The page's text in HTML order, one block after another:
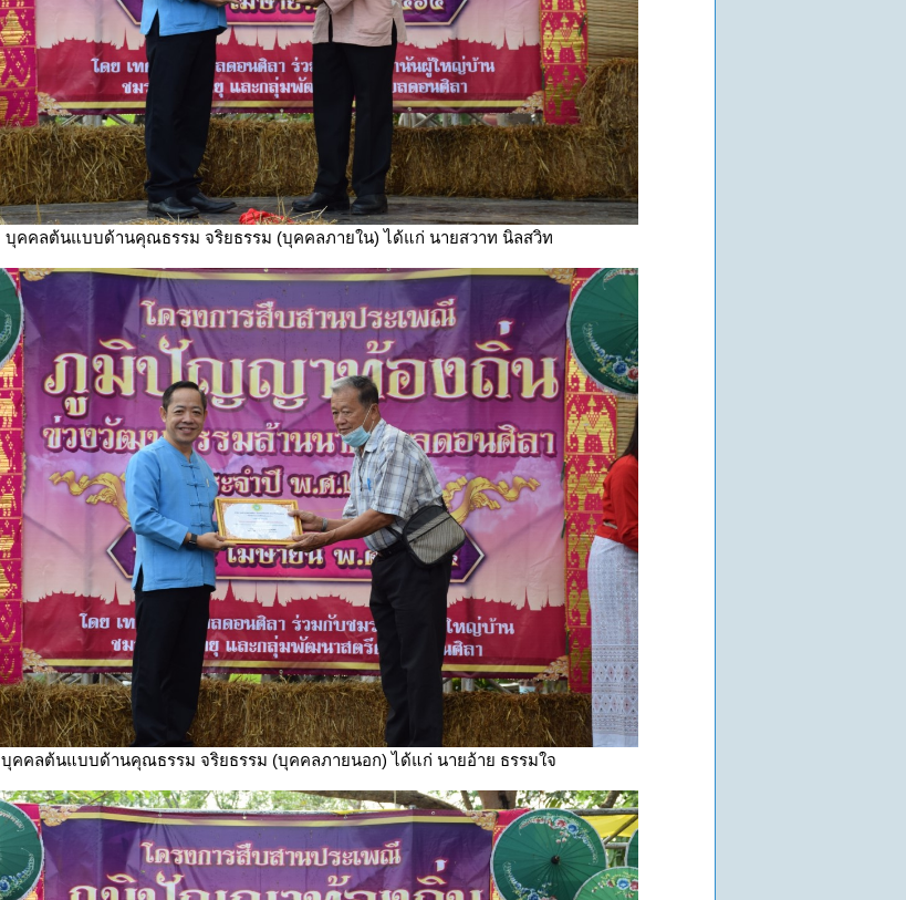
บุคคลต้นแบบด้านคุณธรรม จริยธรรม (บุคคลภายใน) ได้แก่ นายสวาท นิลสวิท
บุคคลต้นแบบด้านคุณธรรม จริยธรรม (บุคคลภายนอก) ได้แก่ นายอ้าย ธรรมใจ